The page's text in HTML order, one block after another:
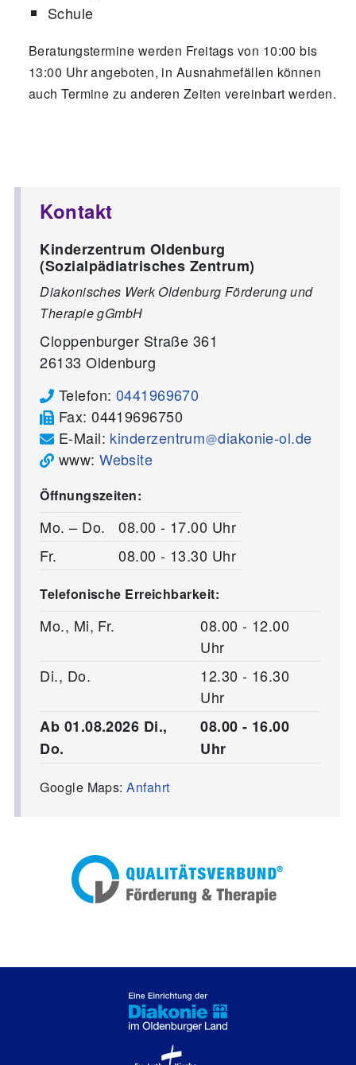
Kontakt
Kinderzentrum Oldenburg
(Sozialpädiatrisches Zentrum)
Diakonisches Werk Oldenburg Förderung und
Therapie gGmbH
Cloppenburger Straße 361
26133 Oldenburg
Telefon: 0441969670
Fax:04419696750
E-Mail: kinderzentrum
diakonie-ol.de
www:Website
Öffnungszeiten:
Mo. – Do.
08.00 - 17.00 Uhr
Fr.
08.00 - 13.30 Uhr
Telefonische Erreichbarkeit:
Mo., Mi, Fr.
08.00 - 12.00
Uhr
Di., Do.
12.30 - 16.30
Uhr
Ab 01.08.2026 Di.,
Do.
08.00 - 16.00
Uhr
Google Maps:Anfahrt
Schule
Beratungstermine werden Freitags von 10:00 bis
13:00 Uhr angeboten, in Ausnahmefällen können
auch Termine zu anderen Zeiten vereinbart werden.